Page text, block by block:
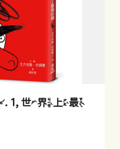
1, 世界上最